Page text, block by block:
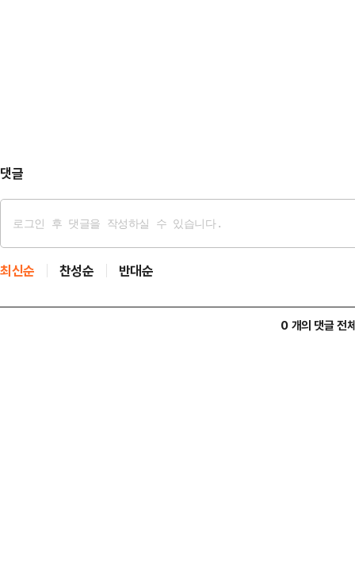
댓글
최신순 찬성순 반대순
0 개의 댓글 전